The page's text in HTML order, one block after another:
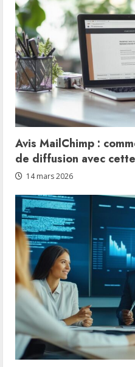
Avis MailChimp :
de diffusion avec
14 mars 2026